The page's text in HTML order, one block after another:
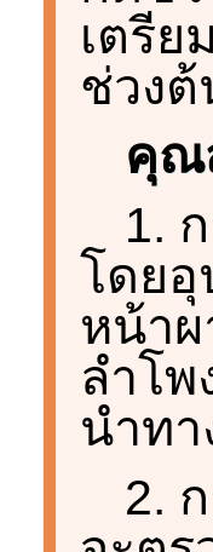
เตรีย
ช่วง
คุณ
1.
โดยอุ
หน้า
ลำโพ
นำท
2.